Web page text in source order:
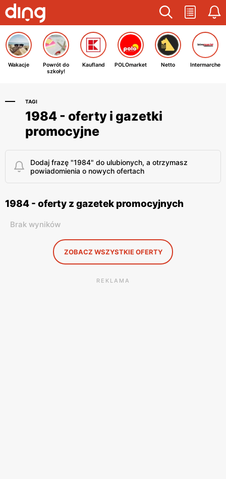
Wakacje
Powrót do
szkoły!
Kaufland POLOmarket Netto Intermarche
TAGI
1984 - oferty i gazetki
promocyjne
Dodaj frazę "1984" do ulubionych, a otrzymasz
powiadomienia o nowych ofertach
1984 - oferty z gazetek promocyjnych
Brak wyników
ZOBACZ WSZYSTKIE OFERTY
REKLAMA